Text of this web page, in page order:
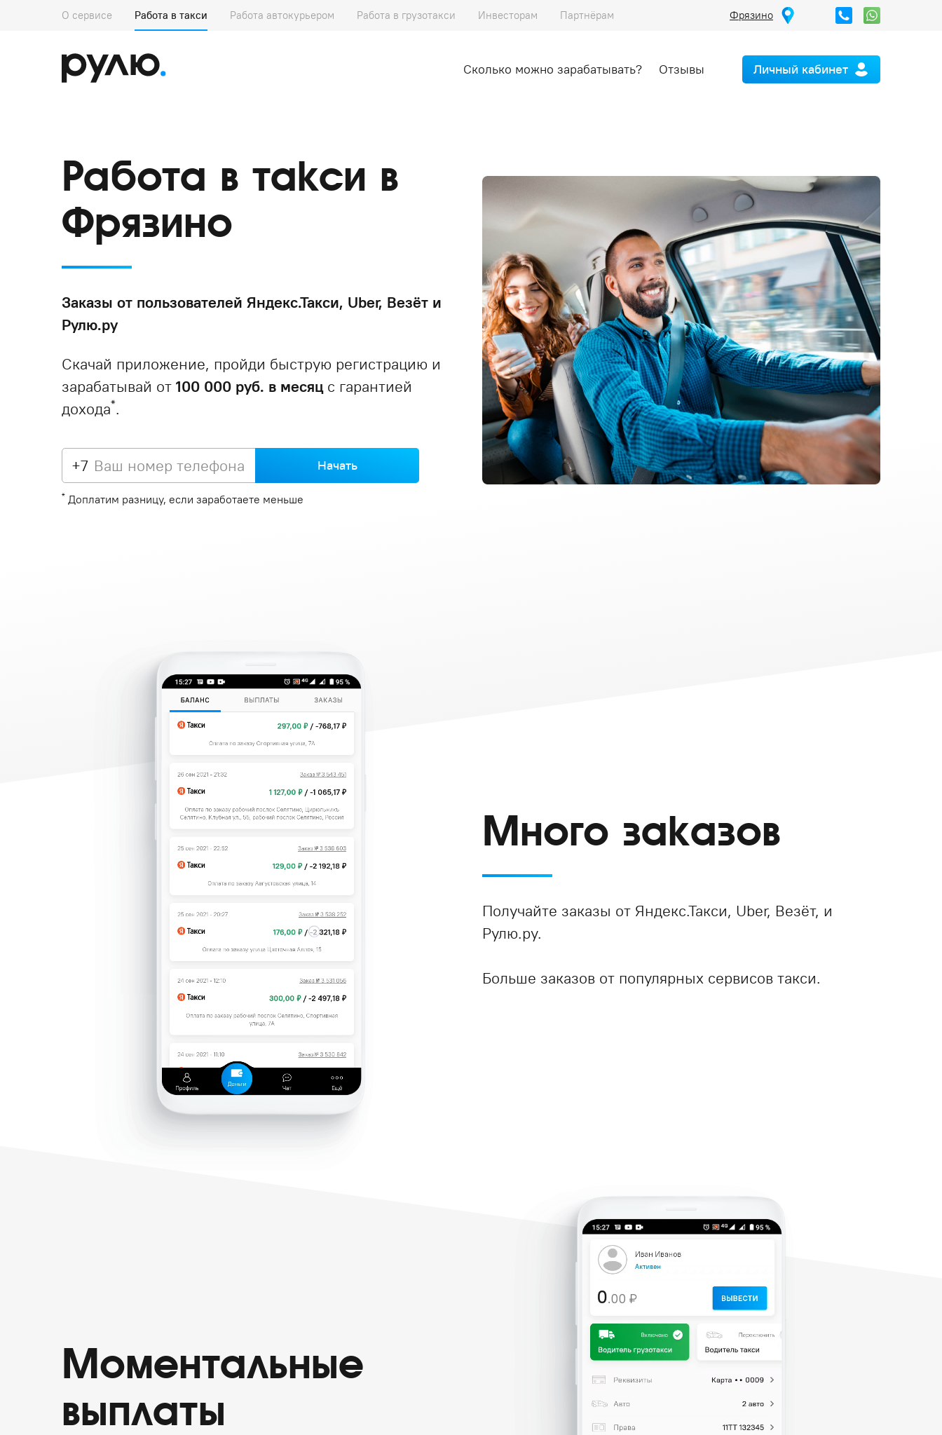
О сервисе Работа в такси Работа автокурьером Работа в грузотакси Инвесторам Партнёрам Фрязино
Сколько можно зарабатывать? Отзывы Личный кабинет
Работа в такси в
Фрязино
Заказы от пользователей Яндекс.Такси, Uber, Везёт и
Рулю.ру
Скачай приложение, пройди быструю регистрацию и
зарабатывай от 100 000 руб. в месяцс гарантией
дохода*.
+7 Начать
* Доплатим разницу, если заработаете меньше
Много заказов
Получайте заказы от Яндекс.Такси, Uber, Везёт, и
Рулю.ру.
Больше заказов от популярных сервисов такси.
Моментальные
выплаты